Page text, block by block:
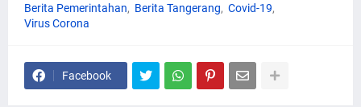
Berita Pemerintahan
Berita Tangerang
Covid-19
Virus Corona
Facebook